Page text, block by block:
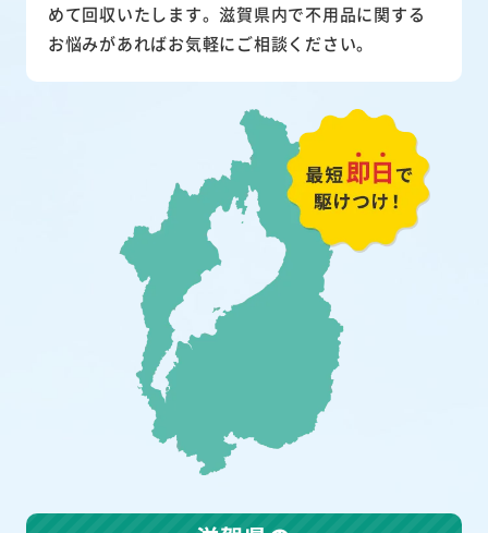
めて回収いたします。滋賀県内で不用品に関する
お悩みがあればお気軽にご相談ください。